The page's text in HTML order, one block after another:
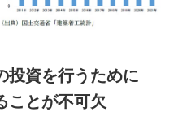
投資を行うために
ことが不可欠